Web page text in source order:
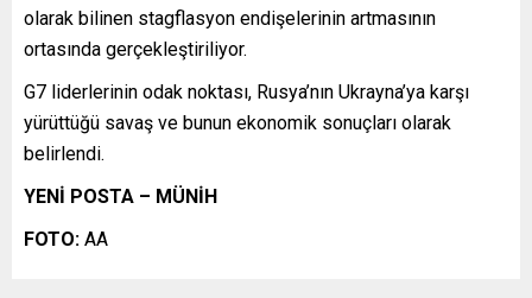
olarak bilinen stagflasyon endişelerinin artmasının
ortasında gerçekleştiriliyor.
G7 liderlerinin odak noktası, Rusya’nın Ukrayna’ya karşı
yürüttüğü savaş ve bunun ekonomik sonuçları olarak
belirlendi.
YENİ POSTA – MÜNİH
FOTO: AA